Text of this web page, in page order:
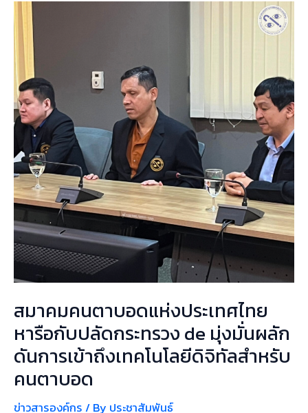
สมาคมคนตาบอดแห่งประเทศไทย
หารือกับปลัดกระทรวง de มุ่งมั่นผลัก
ดันการเข้าถึงเทคโนโลยีดิจิทัลสำหรับ
คนตาบอด
ข่าวสารองค์กร / By ประชาสัมพันธ์
สมาคม
คน
ตาบอด
แห่ง
ประเทศไทย
หารือ
กับ
ปลัด
กระทรวง
de
มุ่ง
ผลัก
ดัน
ถึง
เทคโนโลยี
ดิจิทัล
สำหรับ
คน
ตาบอด